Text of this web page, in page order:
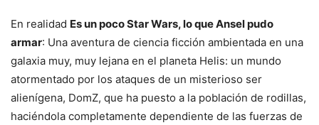
En realidad Es un poco Star Wars, lo que Ansel pudo
armar: Una aventura de ciencia ficción ambientada en una
galaxia muy, muy lejana en el planeta Helis: un mundo
atormentado por los ataques de un misterioso ser
alienígena, DomZ, que ha puesto a la población de rodillas,
haciéndola completamente dependiente de las fuerzas de